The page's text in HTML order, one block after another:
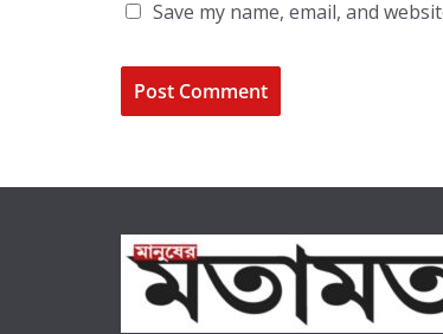
Save my name, email, and